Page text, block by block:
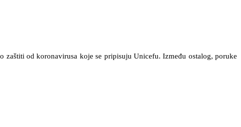
od koronavirusa koje se pripisuju Unicefu. Između ostalog, poruke